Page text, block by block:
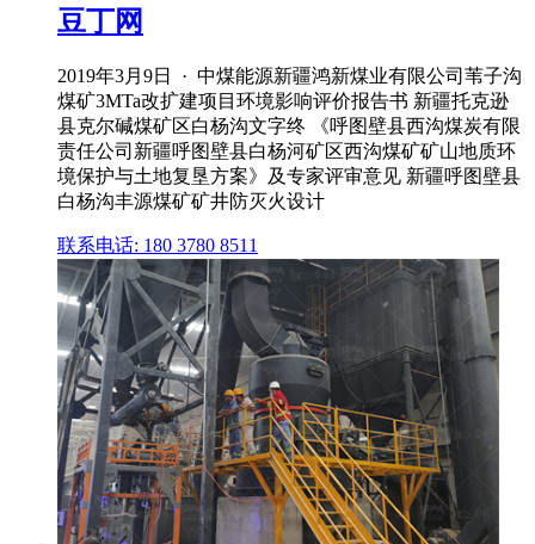
豆丁网
2019年3月9日 · 中煤能源新疆鸿新煤业有限公司苇子沟
煤矿3MTa改扩建项目环境影响评价报告书 新疆托克逊
县克尔碱煤矿区白杨沟文字终 《呼图壁县西沟煤炭有限
责任公司新疆呼图壁县白杨河矿区西沟煤矿矿山地质环
境保护与土地复垦方案》及专家评审意见 新疆呼图壁县
白杨沟丰源煤矿矿井防灭火设计
联系电话: 180 3780 8511